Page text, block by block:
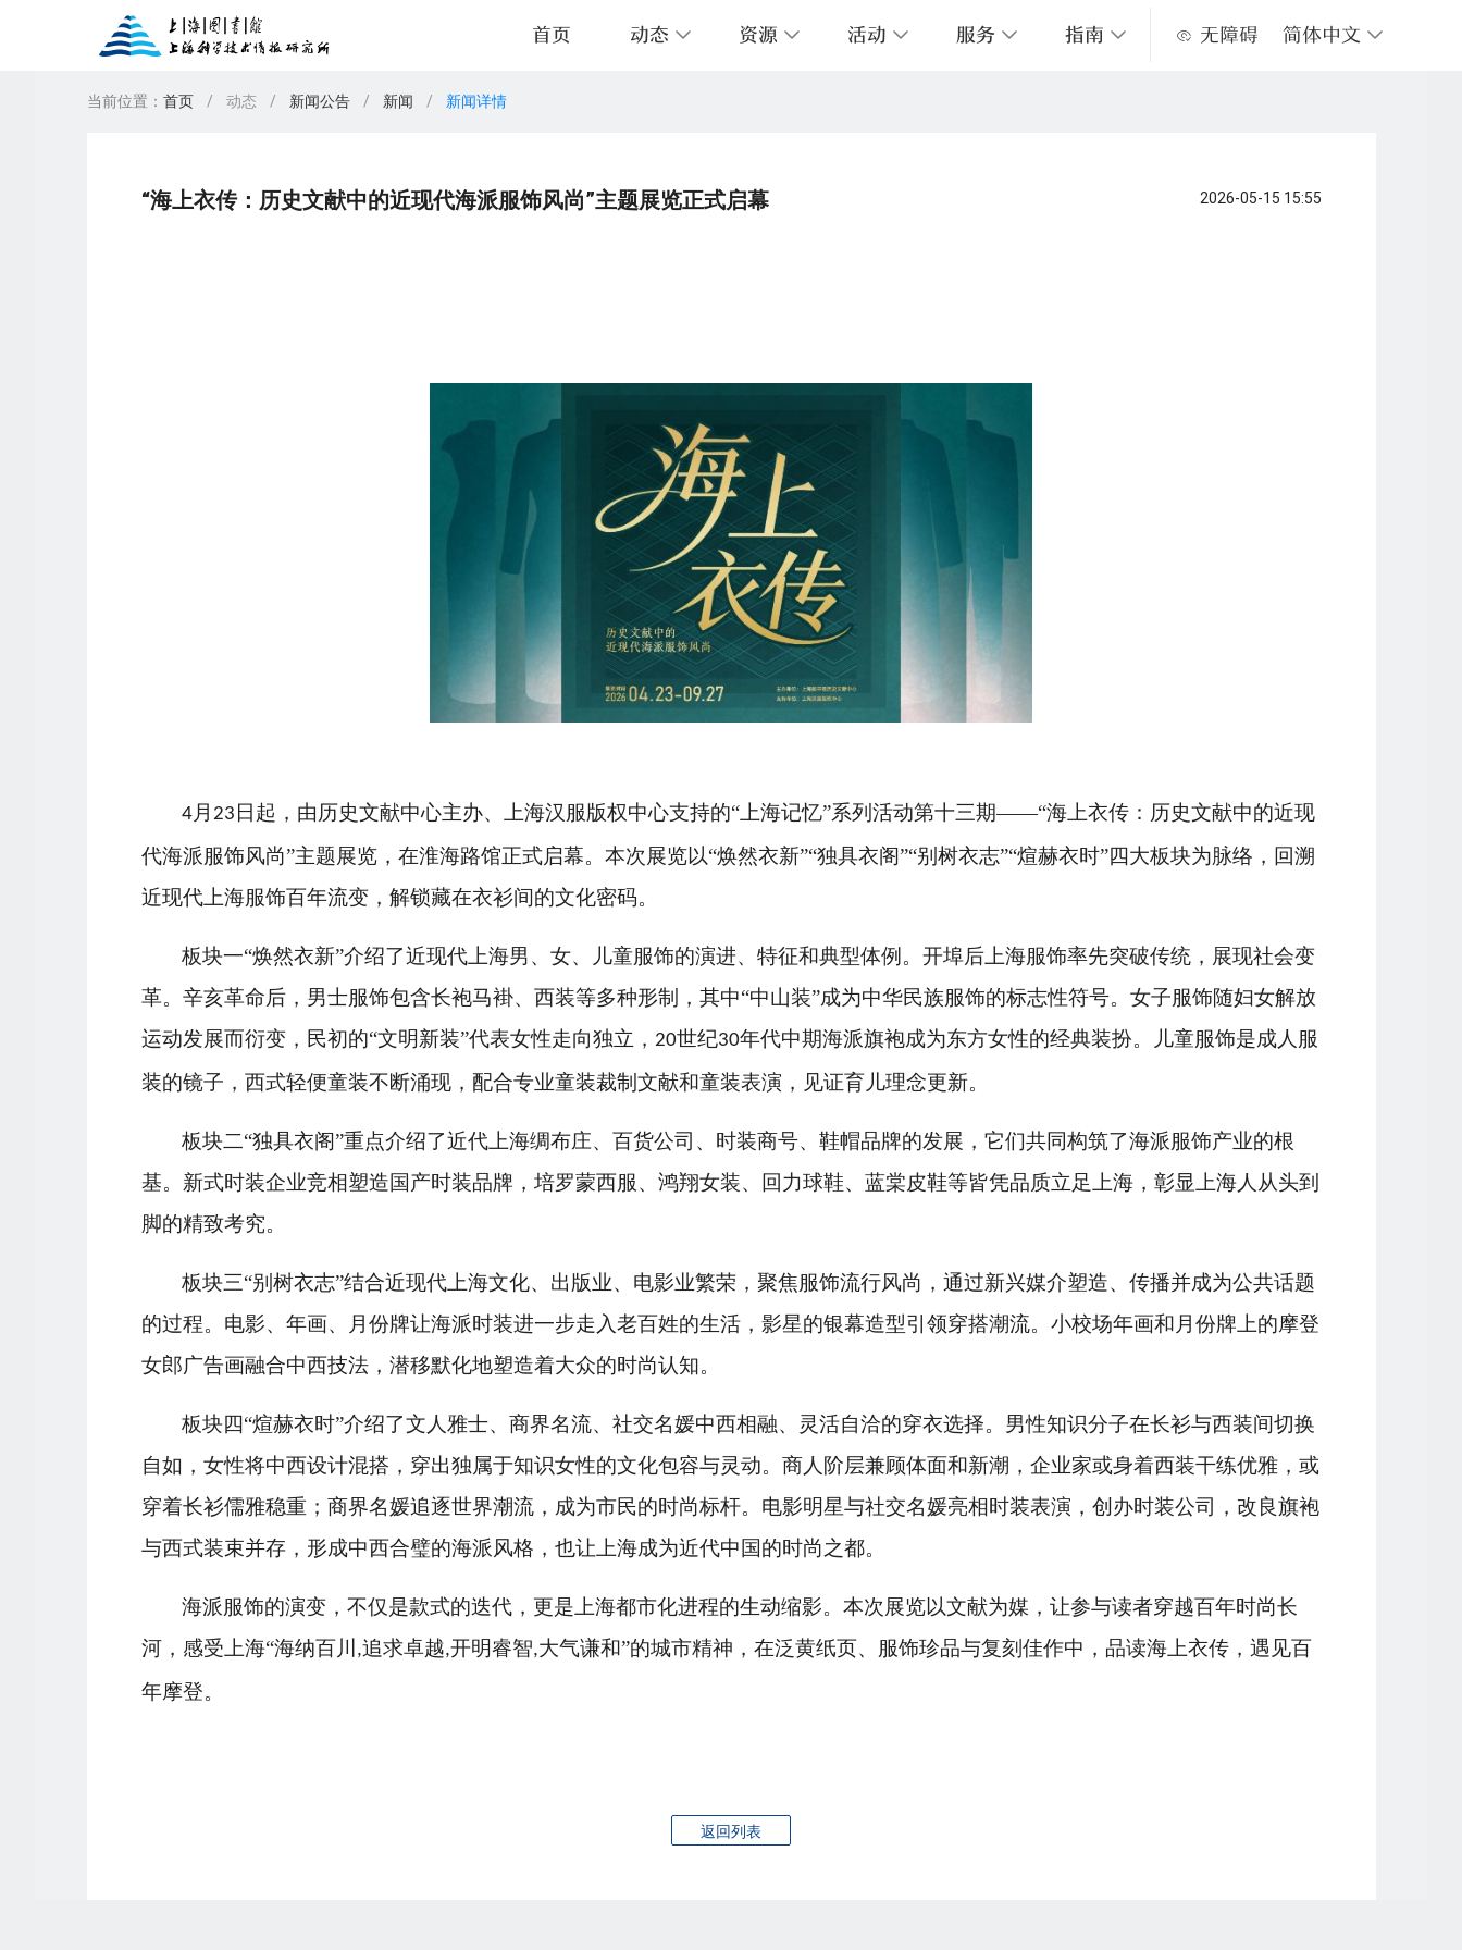
首页 动态
新闻公告 借阅排行榜 阅读报告
资源
图书 期刊 报纸 数字资源
活动
上图讲座 上图展览 上图培训
服务
东馆服务 家谱馆 我的图书馆
指南
办证须知 读者须知 楼层导览
无障碍 简体中文
当前位置： 首页 / 动态 / 新闻公告 / 新闻 / 新闻详情
“海上衣传：历史文献中的近现代海派服饰风尚”主题展览正式启幕 2026-05-15 15:55
4月 23 日起，由历史文献中心主办、上海汉服版权中心支持的“上海记忆”系列活动第十三期——“海上衣传：历史文献中的近现
代海派服饰风尚”主题展览，在淮海路馆正式启幕。本次展览以“焕然衣新”“独具衣阁”“别树衣志”“煊赫衣时”四大板块为脉络，回溯
近现代上海服饰百年流变，解锁藏在衣衫间的文化密码。
板块一“焕然衣新”介绍了近现代上海男、女、儿童服饰的演进、特征和典型体例。开埠后上海服饰率先突破传统，展现社会变
革。辛亥革命后，男士服饰包含长袍马褂、西装等多种形制，其中“中山装”成为中华民族服饰的标志性符号。女子服饰随妇女解放
运动发展而衍变，民初的“文明新装”代表女性走向独立， 20世纪30年代中期海派旗袍成为东方女性的经典装扮。儿童服饰是成人服
装的镜子，西式轻便童装不断涌现，配合专业童装裁制文献和童装表演，见证育儿理念更新。
板块二“独具衣阁”重点介绍了近代上海绸布庄、百货公司、时装商号、鞋帽品牌的发展，它们共同构筑了海派服饰产业的根
基。新式时装企业竞相塑造国产时装品牌，培罗蒙西服、鸿翔女装、回力球鞋、蓝棠皮鞋等皆凭品质立足上海，彰显上海人从头到
脚的精致考究。
板块三“别树衣志”结合近现代上海文化、出版业、电影业繁荣，聚焦服饰流行风尚，通过新兴媒介塑造、传播并成为公共话题
的过程。电影、年画、月份牌让海派时装进一步走入老百姓的生活，影星的银幕造型引领穿搭潮流。小校场年画和月份牌上的摩登
女郎广告画融合中西技法，潜移默化地塑造着大众的时尚认知。
板块四“煊赫衣时”介绍了文人雅士、商界名流、社交名媛中西相融、灵活自洽的穿衣选择。男性知识分子在长衫与西装间切换
自如，女性将中西设计混搭，穿出独属于知识女性的文化包容与灵动。商人阶层兼顾体面和新潮，企业家或身着西装干练优雅，或
穿着长衫儒雅稳重；商界名媛追逐世界潮流，成为市民的时尚标杆。电影明星与社交名媛亮相时装表演，创办时装公司，改良旗袍
与西式装束并存，形成中西合璧的海派风格，也让上海成为近代中国的时尚之都。
海派服饰的演变，不仅是款式的迭代，更是上海都市化进程的生动缩影。本次展览以文献为媒，让参与读者穿越百年时尚长
河，感受上海“海纳百川 ,追求卓越,开明睿智,大气谦和”的城市精神，在泛黄纸页、服饰珍品与复刻佳作中，品读海上衣传，遇见百
年摩登。
返回列表